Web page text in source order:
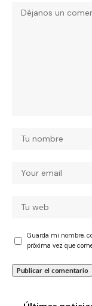
Guarda mi nombre,
próxima vez que